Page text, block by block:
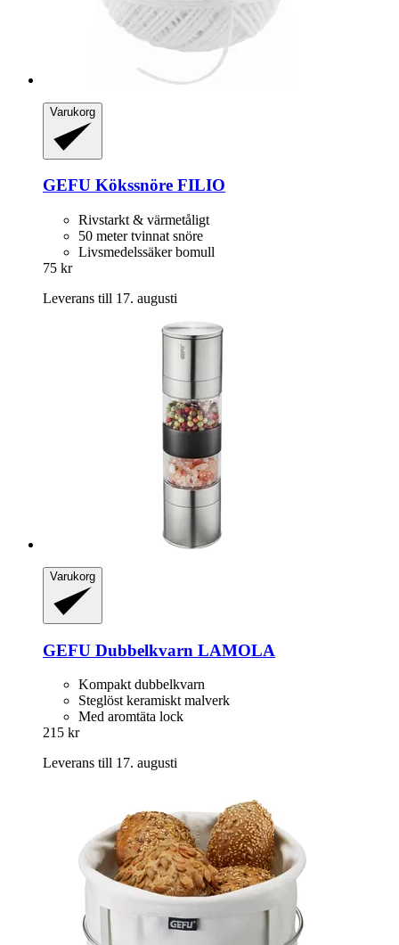
Varukorg
GEFU Kökssnöre FILIO
Rivstarkt & värmetåligt
50 meter tvinnat snöre
Livsmedelssäker bomull
75 kr
Leverans till 17. augusti
Varukorg
GEFU Dubbelkvarn LAMOLA
Kompakt dubbelkvarn
Steglöst keramiskt malverk
Med aromtäta lock
215 kr
Leverans till 17. augusti